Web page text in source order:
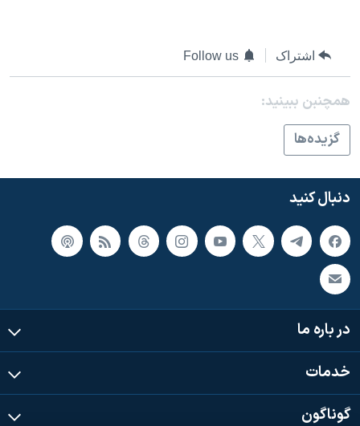
نرگس محمدی برنده جایزه نوبل صلح
همایش محافظه‌کاران آمریکا «سی‌پک»
صفحه‌های ویژه
اشتراک Follow us
همچنبن ببینید:
گزيده‌ها
دنبال کنید
در باره ما
خدمات
گوناگون